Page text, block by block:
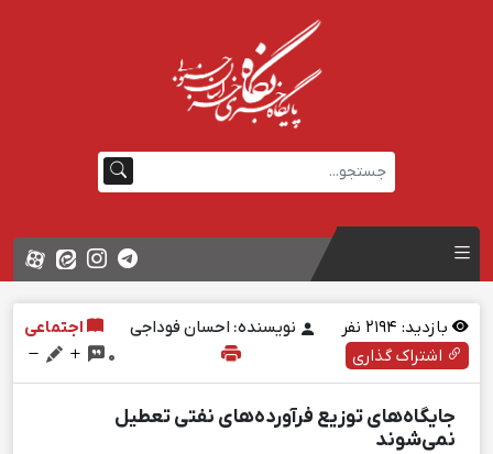
بازدید: نفر نویسنده: احسان فوداجی
اجتماعی
اشتراک گذاری
0
جایگاه‌های توزیع فرآورده‌های نفتی تعطیل
نمی‌شوند